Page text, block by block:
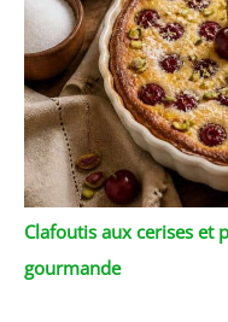
Clafoutis aux cerises et
gourmande